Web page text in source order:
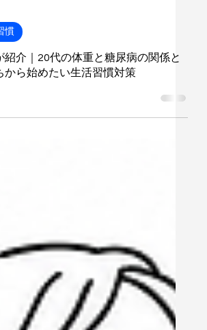
慣
紹介｜20代の体重と糖尿病の関係と